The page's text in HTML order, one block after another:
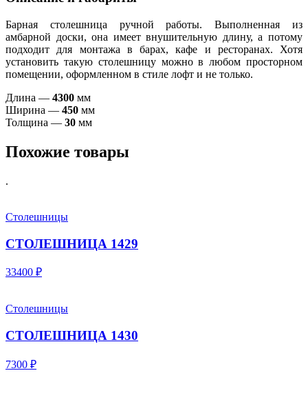
Барная столешница ручной работы. Выполненная из
амбарной доски, она имеет внушительную длину, а потому
подходит для монтажа в барах, кафе и ресторанах. Хотя
установить такую столешницу можно в любом просторном
помещении, оформленном в стиле лофт и не только.
Длина — 4300 мм
Ширина — 450 мм
Толщина — 30 мм
Похожие товары
.
Столешницы
СТОЛЕШНИЦА 1429
33400 ₽
Столешницы
СТОЛЕШНИЦА 1430
7300 ₽